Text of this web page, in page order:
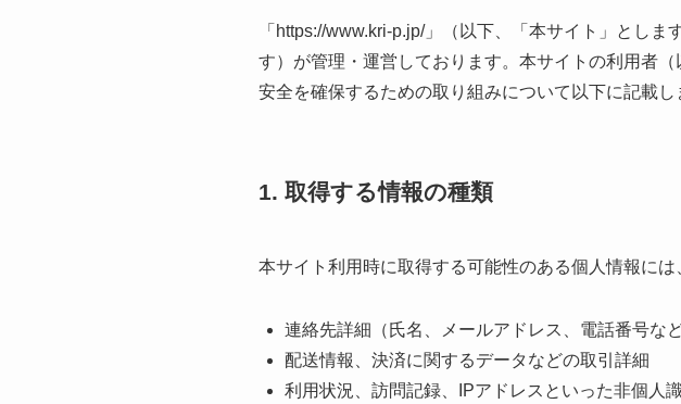
「https://www.kri-p.jp/」（以下、「本サイト」とし
す）が管理・運営しております。本サイトの利用者
安全を確保するための取り組みについて以下に記載し
1. 取得する情報の種類
本サイト利用時に取得する可能性のある個人情報には
連絡先詳細（氏名、メールアドレス、電話番号など
配送情報、決済に関するデータなどの取引詳細
利用状況、訪問記録、IPアドレスといった非個人